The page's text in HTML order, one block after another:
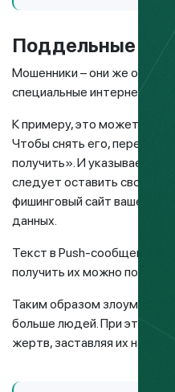
Поддельные Push
Мошенники – они же
специальные интернет-
К примеру, это может быть
Чтобы снять его,
получить». И указывается
следует оставить свои
фишинговый сайт ваше
данных.
Текст в Push-сообщениях
получить их можно по
Таким образом
больше людей. При этом
жертв, заставляя их